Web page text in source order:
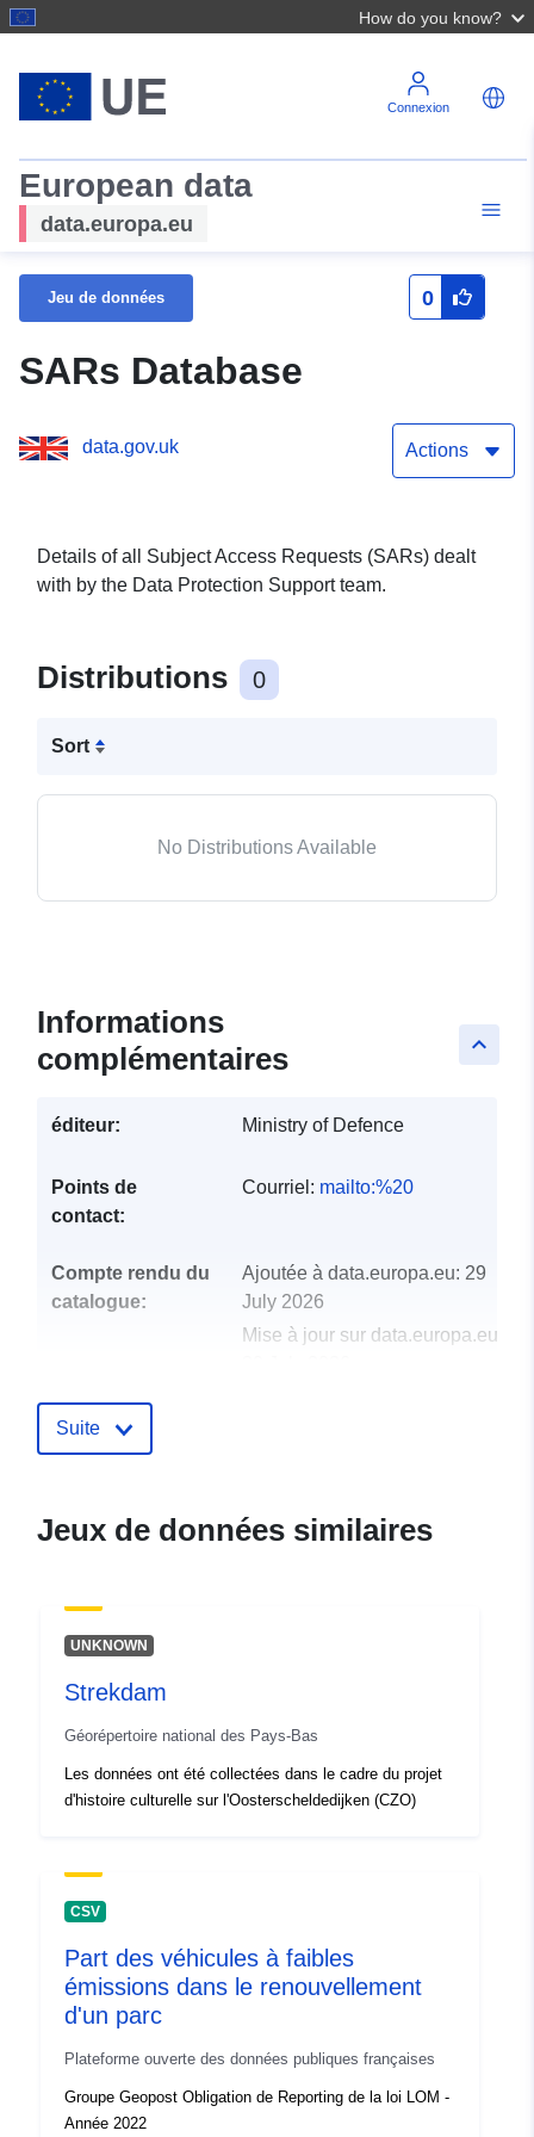
How do you know?
Connexion
European data
data.europa.eu
Jeu de données 0
SARs Database
data.gov.uk Actions
Details of all Subject Access Requests (SARs) dealt
with by the Data Protection Support team.
Distributions 0
Sort
No Distributions Available
keyboard_arrow_up
Informations
complémentaires
éditeur: Ministry of Defence
Points de
contact:
Courriel: mailto:%20
Compte rendu du
catalogue:
Ajoutée à data.europa.eu: 29
July 2026
Mise à jour sur data.europa.eu:
uriRef:
Suite
Jeux de données similaires
UNKNOWN
Strekdam
Géorépertoire national des Pays-Bas
Les données ont été collectées dans le cadre du projet
d'histoire culturelle sur l'Oosterscheldedijken (CZO)
CSV
Part des véhicules à faibles
émissions dans le renouvellement
d'un parc
Plateforme ouverte des données publiques françaises
Groupe Geopost Obligation de Reporting de la loi LOM -
Année 2022